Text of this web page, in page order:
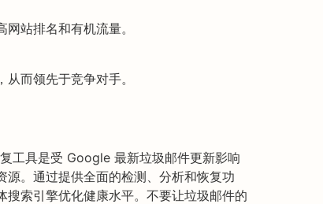
站排名和有机流量。
而领先于竞争对手。
工具是受 Google 最新垃圾邮件更新影响
。通过提供全面的检测、分析和恢复功
索引擎优化健康水平。不要让垃圾邮件的